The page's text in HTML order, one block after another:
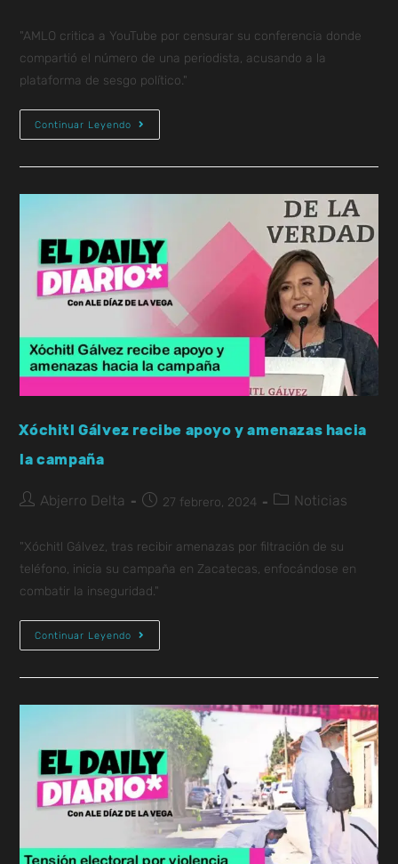
"AMLO critica a YouTube por censurar su conferencia donde
compartió el número de una periodista, acusando a la
plataforma de sesgo político."
Continuar Leyendo
Xóchitl Gálvez recibe apoyo y amenazas hacia
la campaña
Abjerro Delta 27 febrero, 2024 Noticias
"Xóchitl Gálvez, tras recibir amenazas por filtración de su
teléfono, inicia su campaña en Zacatecas, enfocándose en
combatir la inseguridad."
Continuar Leyendo